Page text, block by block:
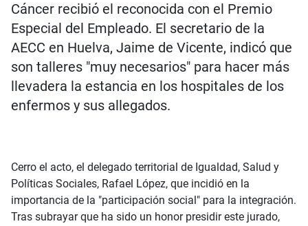
Cáncer recibió el reconocida con el Premio
Especial del Empleado. El secretario de la
AECC en Huelva, Jaime de Vicente, indicó que
son talleres "muy necesarios" para hacer más
llevadera la estancia en los hospitales de los
enfermos y sus allegados.
Cerro el acto, el delegado territorial de Igualdad, Salud y
Políticas Sociales, Rafael López, que incidió en la
importancia de la "participación social" para la integración.
Tras subrayar que ha sido un honor presidir este jurado,